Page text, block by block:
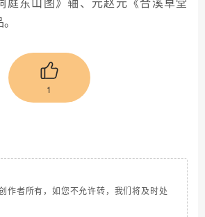
1
作者所有，如您不允许转，我们将及时处